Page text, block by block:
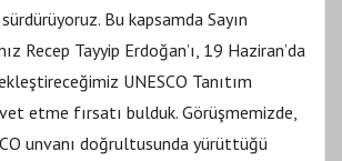
Bu kapsamda Sayın
Recep Tayyip Erdoğan’ı, 19 Haziran’da
UNESCO Tanıtım
etme fırsatı bulduk. Görüşmemizde,
unvanı doğrultusunda yürüttüğü